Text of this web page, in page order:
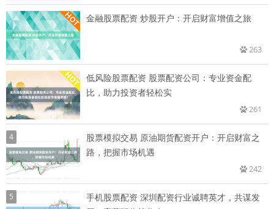
金融股票配资 炒股开户：开启财富增值之旅
263
低风险股票配资 股票配资公司：专业资金配
比，助力投资者轻松实
261
4
股票模拟交易 原油期货配资开户：开启财富之
路，把握市场机遇
242
5
手机股票配资 深圳配资行业诚聘英才，共谋发